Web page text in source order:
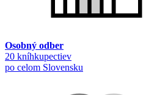
Osobný odber
20 kníhkupectiev
po celom Slovensku